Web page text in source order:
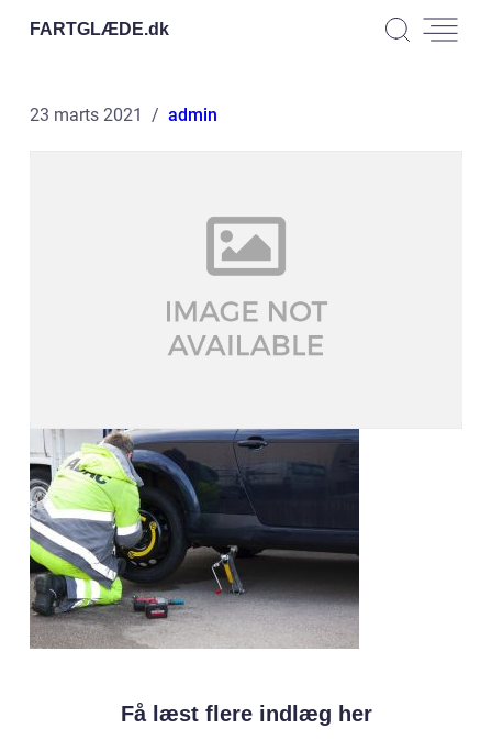
FARTGLÆDE.dk
23 marts 2021 admin
Få læst flere indlæg her